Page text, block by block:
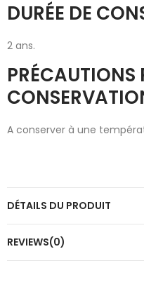
DURÉE DE
2 ans.
PRÉCAUTIONS
A conserver à une
DÉTAILS DU PRODUIT
REVIEWS(0)